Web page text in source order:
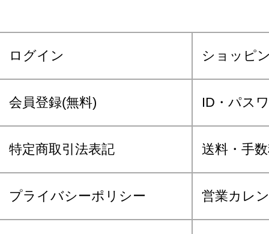
ログイン ショッピ
会員登録(無料) ID・パス
特定商取引法表記 送料・手
プライバシーポリシー 営業カレ